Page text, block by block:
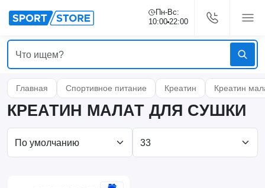
Пн-Вс:
10:00 22:00
Главная Спортивное питание Креатин Креатин
КРЕАТИН МАЛАТ ДЛЯ СУШКИ